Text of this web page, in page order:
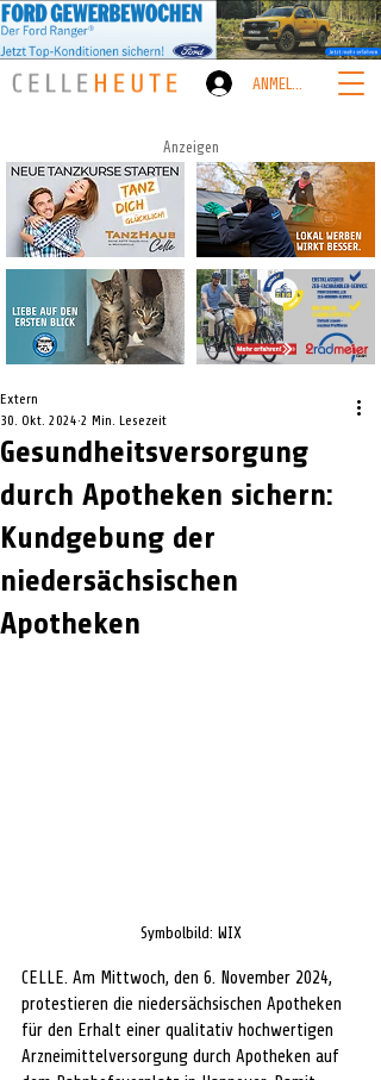
ANMELDEN
Anzeigen
Gesundheitsversorgung
durch Apotheken sichern:
Kundgebung der
niedersächsischen
Apotheken
Extern
30. Okt. 2024 2 Min. Lesezeit
Symbolbild: WIX
CELLE. Am Mittwoch, den 6. November 2024,
protestieren die niedersächsischen Apotheken
für den Erhalt einer qualitativ hochwertigen
Arzneimittelversorgung durch Apotheken auf